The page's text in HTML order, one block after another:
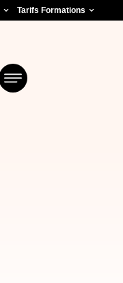
Tarifs Formations